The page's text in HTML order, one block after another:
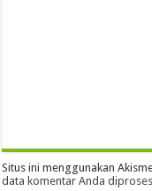
Situs ini menggunakan
data komentar Anda diproses